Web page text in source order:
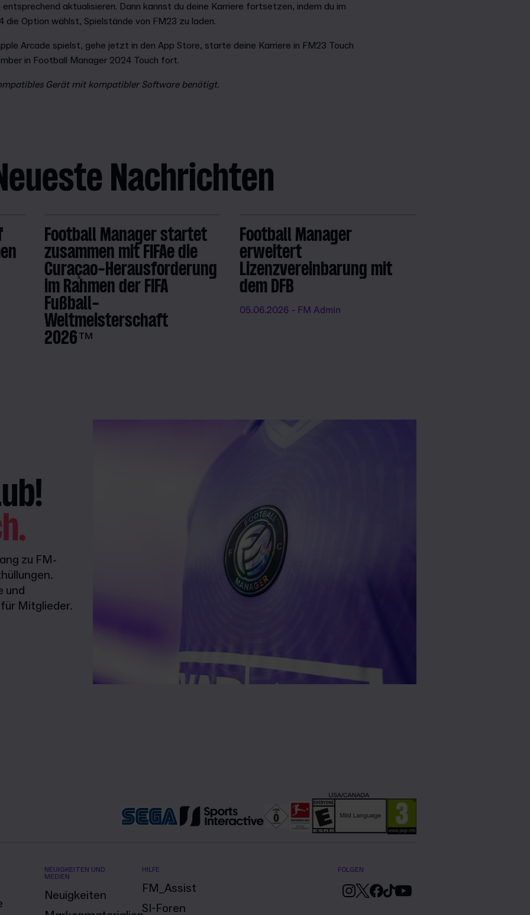
entsprechend aktualisieren. Dann kannst du deine Karriere fortsetzen, indem du im
die Option wählst, Spielstände von FM23 zu laden.
Arcade spielst, gehe jetzt in den App Store, starte deine Karriere in FM23 Touch
in Football Manager 2024 Touch fort.
Gerät mit kompatibler Software benötigt.
Nachrichten
Football Manager startet
zusammen mit FIFAe die
Curaçao-Herausforderung
im Rahmen der FIFA
Fußball-
Weltmeisterschaft
2026™
Football Manager
erweitert
Lizenzvereinbarung mit
dem DFB
05.06.2026 - FM Admin
zu FM-
und
Mitglieder.
NEUIGKEITEN UND
MEDIEN
Neuigkeiten
HILFE
FM_Assist
SI-Foren
FOLGEN